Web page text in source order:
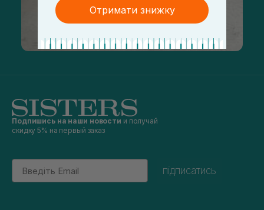
Подпишись на наши новости и получай
скидку 5% на первый заказ
Email
підписатись
Отримати знижку